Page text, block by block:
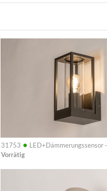
31753 • LED+Dämmerungssensor ·
Vorrätig
Info
Info